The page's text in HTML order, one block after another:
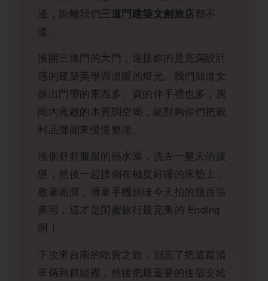
邊，距離我們三道門建築文創旅店都不
遠。
推開三道門的大門，迎接妳的是充滿設計
感的建築美學與溫暖的燈光。我們知道女
孩出門帶的東西多、買的伴手禮也多，房
間內寬敞的木質調空間，絕對夠你們把戰
利品攤開來慢慢整理。
洗個舒舒服服的熱水澡，洗去一整天的疲
憊，然後一起撲倒在極度好睡的床墊上，
敷著面膜，滑著手機回味今天拍的幾百張
美照，這才是閨蜜旅行最完美的 Ending
啊！
下次來台南的吃貨之旅，別忘了把這篇清
單傳到群組裡，然後把最重要的住宿交給